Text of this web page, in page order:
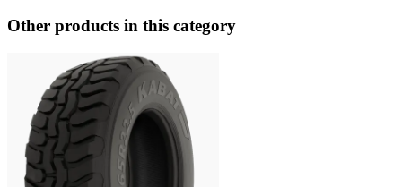
Other products in this category